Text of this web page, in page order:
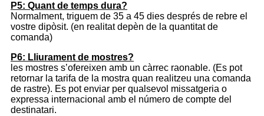
P5: Quant de temps dura?
Normalment, triguem de 35 a 45 dies després de rebre el
vostre dipòsit. (en realitat depèn de la quantitat de
comanda)
P6: Lliurament de mostres?
les mostres s’ofereixen amb un càrrec raonable. (Es pot
retornar la tarifa de la mostra quan realitzeu una comanda
de rastre). Es pot enviar per qualsevol missatgeria o
expressa internacional amb el número de compte del
destinatari.